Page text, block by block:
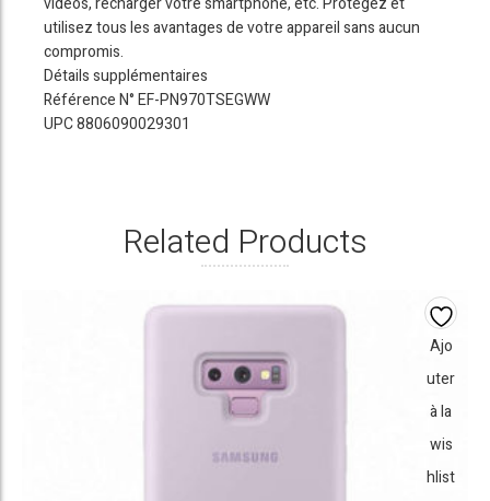
utilisez tous les avantages de votre appareil sans aucun
compromis.
Détails supplémentaires
Référence N° EF-PN970TSEGWW
UPC 8806090029301
Related Products
Ajo
uter
à la
wis
hlist